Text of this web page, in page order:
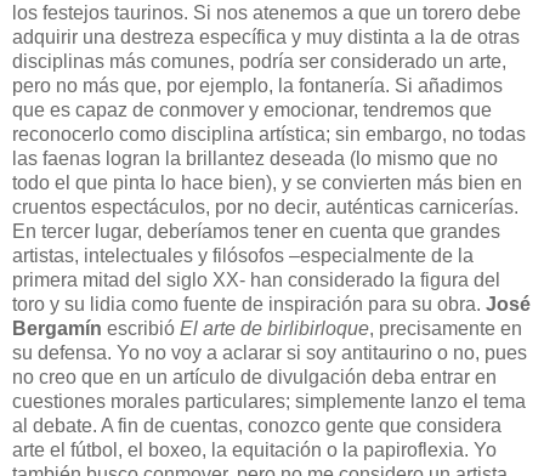
los festejos taurinos. Si nos atenemos a que un torero debe
adquirir una destreza específica y muy distinta a la de otras
disciplinas más comunes, podría ser considerado un arte,
pero no más que, por ejemplo, la fontanería. Si añadimos
que es capaz de conmover y emocionar, tendremos que
reconocerlo como disciplina artística; sin embargo, no todas
las faenas logran la brillantez deseada (lo mismo que no
todo el que pinta lo hace bien), y se convierten más bien en
cruentos espectáculos, por no decir, auténticas carnicerías.
En tercer lugar, deberíamos tener en cuenta que grandes
artistas, intelectuales y filósofos –especialmente de la
primera mitad del siglo XX- han considerado la figura del
toro y su lidia como fuente de inspiración para su obra. José
Bergamín escribió El arte de birlibirloque, precisamente en
su defensa. Yo no voy a aclarar si soy antitaurino o no, pues
no creo que en un artículo de divulgación deba entrar en
cuestiones morales particulares; simplemente lanzo el tema
al debate. A fin de cuentas, conozco gente que considera
arte el fútbol, el boxeo, la equitación o la papiroflexia. Yo